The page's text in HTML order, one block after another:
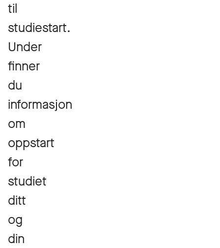
til
studiestart.
Under
finner
du
informasjon
om
oppstart
for
studiet
ditt
og
din